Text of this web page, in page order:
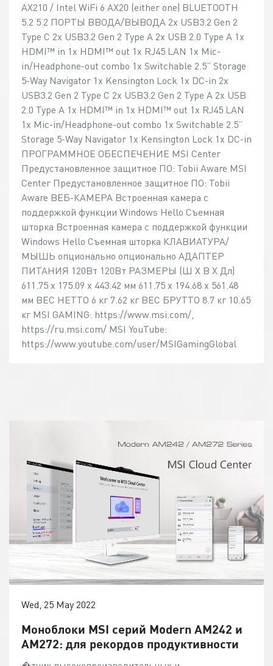
AX210 / Intel WiFi 6 AX20 (either one) BLUETOOTH
5.2 5.2 ПОРТЫ ВВОДА/ВЫВОДА 2x USB3.2 Gen 2
Type C 2x USB3.2 Gen 2 Type A 2x USB 2.0 Type A 1x
HDMI™ in 1x HDMI™ out 1x RJ45 LAN 1x Mic-
in/Headphone-out combo 1x Switchable 2.5” Storage
5-Way Navigator 1x Kensington Lock 1x DC-in 2x
USB3.2 Gen 2 Type C 2x USB3.2 Gen 2 Type A 2x USB
2.0 Type A 1x HDMI™ in 1x HDMI™ out 1x RJ45 LAN
1x Mic-in/Headphone-out combo 1x Switchable 2.5”
Storage 5-Way Navigator 1x Kensington Lock 1x DC-in
ПРОГРАММНОЕ ОБЕСПЕЧЕНИЕ MSI Center
Предустановленное защитное ПО: Tobii Aware MSI
Center Предустановленное защитное ПО: Tobii
Aware ВЕБ-КАМЕРА Встроенная камера с
поддержкой функции Windows Hello Съемная
шторка Встроенная камера с поддержкой функции
Windows Hello Съемная шторка КЛАВИАТУРА/
МЫШЬ опционально опционально АДАПТЕР
ПИТАНИЯ 120Вт 120Вт РАЗМЕРЫ (Ш X В X Дл)
611.75 x 175.09 x 443.42 мм 611.75 x 194.68 x 561.48
мм ВЕС НЕТТО 6 кг 7.62 кг ВЕС БРУТТО 8.7 кг 10.65
кг MSI GAMING: https://www.msi.com/,
https://ru.msi.com/ MSI YouTube:
https://www.youtube.com/user/MSIGamingGlobal
Wed, 25 May 2022
Моноблоки MSI серий Modern AM242 и
AM272: для рекордов продуктивности